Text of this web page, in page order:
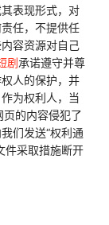
表现形式，对
任，不提供任
容资源对自己
剧承诺遵守并尊
人的保护，并
为权利人，当
的内容侵犯了
们发送“权利通
件采取措施断开